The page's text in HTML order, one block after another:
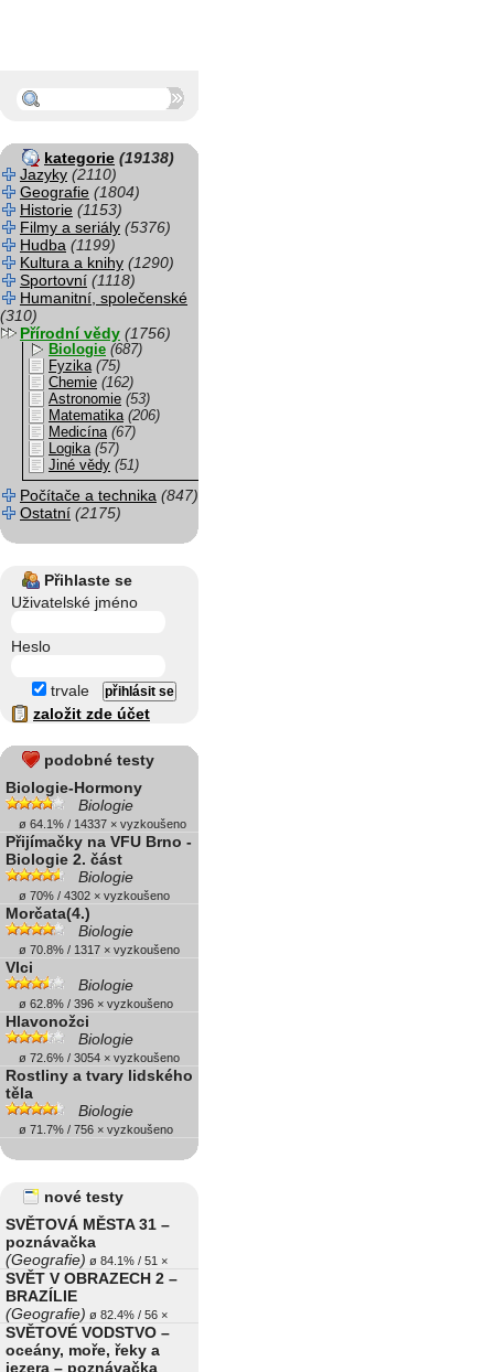
kategorie (19138)
Jazyky (2110)
Geografie (1804)
Historie (1153)
Filmy a seriály (5376)
Hudba (1199)
Kultura a knihy (1290)
Sportovní (1118)
Humanitní, společenské
(310)
Přírodní vědy (1756)
Biologie (687)
Fyzika (75)
Chemie (162)
Astronomie (53)
Matematika (206)
Medicína (67)
Logika (57)
Jiné vědy (51)
Počítače a technika (847)
Ostatní (2175)
Přihlaste se
Uživatelské jméno
Heslo
trvale
založit zde účet
podobné testy
Biologie-Hormony
Biologie
ø 64.1% / 14337 × vyzkoušeno
Přijímačky na VFU Brno -
Biologie 2. část
Biologie
ø 70% / 4302 × vyzkoušeno
Morčata(4.)
Biologie
ø 70.8% / 1317 × vyzkoušeno
Vlci
Biologie
ø 62.8% / 396 × vyzkoušeno
Hlavonožci
Biologie
ø 72.6% / 3054 × vyzkoušeno
Rostliny a tvary lidského
těla
Biologie
ø 71.7% / 756 × vyzkoušeno
nové testy
SVĚTOVÁ MĚSTA 31 –
poznávačka
(Geografie) ø 84.1% / 51 ×
SVĚT V OBRAZECH 2 –
BRAZÍLIE
(Geografie) ø 82.4% / 56 ×
SVĚTOVÉ VODSTVO –
oceány, moře, řeky a
jezera – poznávačka